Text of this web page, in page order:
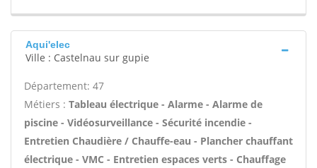
Aqui'elec
Ville : Castelnau sur gupie
Département: 47
Métiers : Tableau électrique - Alarme - Alarme de
piscine - Vidéosurveillance - Sécurité incendie -
Entretien Chaudière / Chauffe-eau - Plancher chauffant
électrique - VMC - Entretien espaces verts - Chauffage